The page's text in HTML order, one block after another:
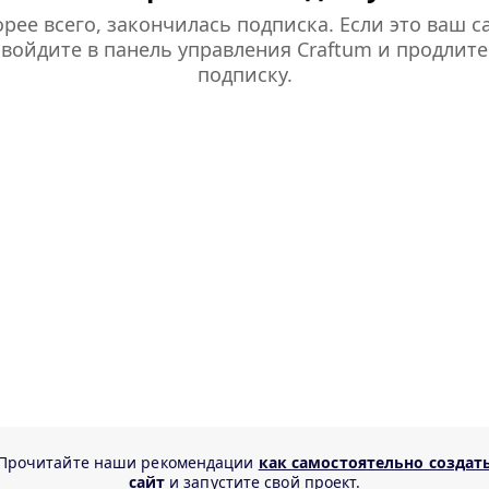
всего, закончилась подписка. Если это ваш
войдите в панель управления Craftum и продлите
подписку.
наши рекомендации как самостоятельно
сайти запустите свой проект.